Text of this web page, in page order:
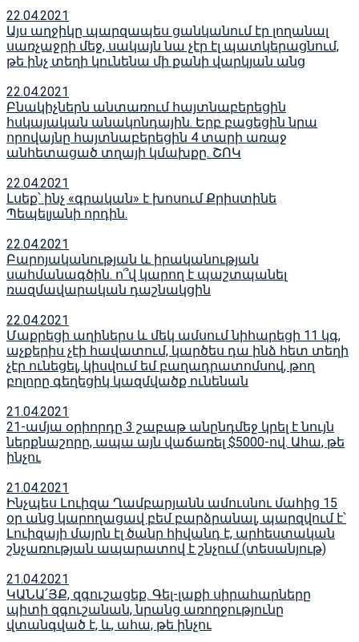
22.04.2021
Այս աղջիկը պարզապես ցանկանում էր լողանալ
սառչաջրի մեջ, սակայն նա չէր էլ պատկերացնում,
թե ինչ տեղի կունենա մի քանի վարկյան անց
22.04.2021
Բնակիչներն անտառում հայտնաբերեցին
հսկայական անակոնդային. Երբ բացեցին նրա
որովայնը հայտնաբերեցին 4 տարի առաջ
անհետացած տղայի կմախքը. ՇՈԿ
22.04.2021
Լսեք՝ ինչ «գրական» է խոսում Քրիստինե
Պեպելյանի որդին.
22.04.2021
Բարոյականության և իրականության
սահմանագծին. ո՞վ կարող է պաշտպանել
ռազմավարական դաշնակցին
22.04.2021
Մաքրեցի աղիներս և մեկ ամսում նիհարեցի 11 կգ,
աչքերիս չէի հավատում, կարծես դա ինձ հետ տեղի
չէր ունեցել, կիսվում եմ բաղադրատոմսով, թող
բոլորը գեղեցիկ կազմվածք ունենան
21.04.2021
21-ամյա օրիորդը 3 շաբաթ անընդմեջ կրել է նույն
ներքնաշորը, ապա այն վաճառել $5000-ով. Ահա, թե
ինչու
21.04.2021
Ինչպես Լուիզա Ղամբարյանն ամուսնու մահից 15
օր անց կարողացավ բեմ բարձրանալ, պարզվում է՝
Լուիզայի մայրն էլ ծանր հիվանդ է, արհեստական
շնչառության ապարատով է շնչում (տեսանյութ)
21.04.2021
ԿԱՆԱ՛ՅՔ, զգուշացեք. Գել-լաքի սիրահարները
պիտի զգուշանան, նրանց առողջությունը
վտանգված է, և, ահա, թե ինչու